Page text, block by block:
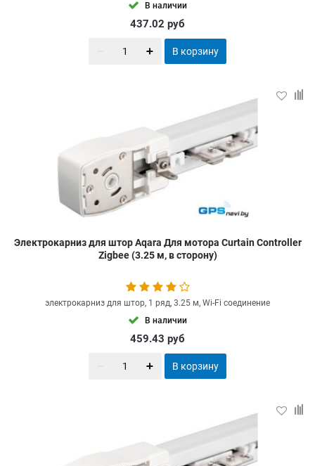
В наличии
437.02 руб
В корзину
Электрокарниз для штор Aqara Для мотора Curtain Controller
Zigbee (3.25 м, в сторону)
электрокарниз для штор, 1 ряд, 3.25 м, Wi-Fi соединение
В наличии
459.43 руб
В корзину